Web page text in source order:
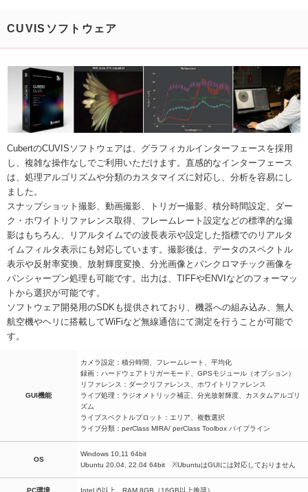
CUVISソフトウェア
CubertのCUVISソフトウェアは、グラフィカルインターフェースを採用
し、複雑な操作なしでご利用いただけます。直感的なインターフェース
は、処理アルゴリズムや分類のカスタマイズに対応し、分析を容易にし
ました。
スナップショット撮影、動画撮影、トリガー撮影、積分時間設定、ダー
ク・ホワイトリファレンス取得、フレームレート設定などの標準的な撮
影はもちろん、リアルタイムでの波長表示や設定した指標でのリアルタ
イムフィルタ表示にも対応しています。撮影後は、データのスペクトル
表示や反射率変換、放射輝度変換、分光画像とパンクロマチック画像を
パンシャープン処理も可能です。出力は、TIFFやENVIなどのフォーマッ
トから選択が可能です。
ソフトウェア開発用のSDKも提供されており、機器への組み込み、無人
航空機やヘリに搭載してWiFiなど無線通信にて測定を行うことが可能で
す。
GUI機能
カメラ設定：積分時間、フレームレート、平均化
録画：ハードウェアトリガーモード、GPSモジュール（オプション）
リファレンス：ダークリファレンス、ホワイトリファレンス
ライブ処理：ラジオメトリック補正、分光放射輝度、カスタムアルゴリ
ズム
ライブスペクトルプロット：エリア、複数選択
ライブ分類：perClass MIRA/ perClass Toolbox パイプライン
OS
Windows 10,11 64bit
Ubuntu 20.04, 22.04 64bit ※UbuntuはGUIには対応しておりません
PC環境 Intel i5以上、RAM 8GB（16GB以上推奨）